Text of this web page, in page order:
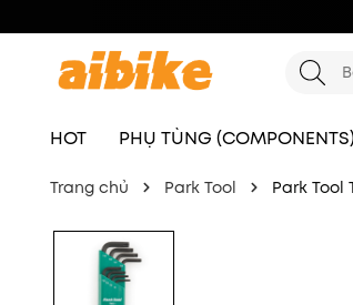
HOT PHỤ TÙNG (COMPONENTS)
Trang chủ Park Tool Park Tool